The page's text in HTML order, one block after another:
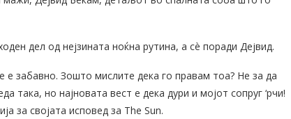
дел од нејзината ноќна рутина, а сè поради Дејвид.
забавно. Зошто мислите дека го правам тоа? Не за да
но најновата вест е дека дури и мојот сопруг ‘рчи!
за својата исповед за The Sun.